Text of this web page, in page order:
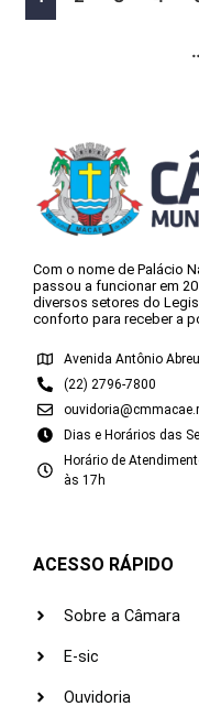
Com o nome de Palácio
passou a funcionar em
diversos setores do
conforto para receber a
Avenida Antônio
(22) 2796-7800
Dias e Horários das
Horário de
às 17h
ACESSO RÁPIDO
Sobre a Câmara
E-sic
Ouvidoria